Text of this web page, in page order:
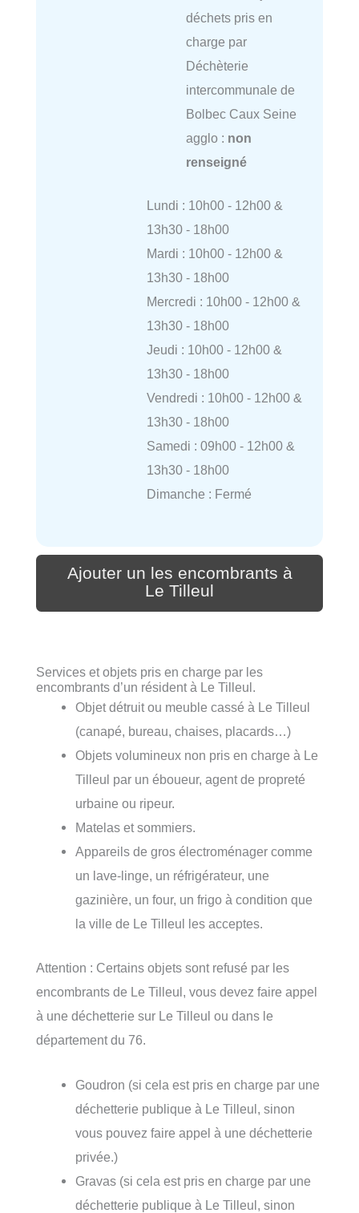
déchets pris en
charge par
Déchèterie
intercommunale de
Bolbec Caux Seine
agglo : non
renseigné
Lundi : 10h00 - 12h00 &
13h30 - 18h00
Mardi : 10h00 - 12h00 &
13h30 - 18h00
Mercredi : 10h00 - 12h00 &
13h30 - 18h00
Jeudi : 10h00 - 12h00 &
13h30 - 18h00
Vendredi : 10h00 - 12h00 &
13h30 - 18h00
Samedi : 09h00 - 12h00 &
13h30 - 18h00
Dimanche : Fermé
Ajouter un les encombrants à
Le Tilleul
Services et objets pris en charge par les
encombrants d’un résident à Le Tilleul.
Objet détruit ou meuble cassé à Le Tilleul
(canapé, bureau, chaises, placards…)
Objets volumineux non pris en charge à Le
Tilleul par un éboueur, agent de propreté
urbaine ou ripeur.
Matelas et sommiers.
Appareils de gros électroménager comme
un lave-linge, un réfrigérateur, une
gazinière, un four, un frigo à condition que
la ville de Le Tilleul les acceptes.
Attention : Certains objets sont refusé par les
encombrants de Le Tilleul, vous devez faire appel
à une déchetterie sur Le Tilleul ou dans le
département du 76.
Goudron (si cela est pris en charge par une
déchetterie publique à Le Tilleul, sinon
vous pouvez faire appel à une déchetterie
privée.)
Gravas (si cela est pris en charge par une
déchetterie publique à Le Tilleul, sinon